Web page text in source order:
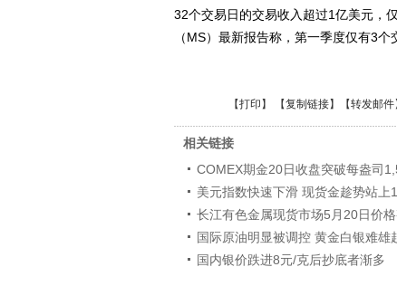
32个交易日的交易收入超过1亿美元，
（MS）最新报告称，第一季度仅有3
【打印 】 【复制链接】【转发邮件
相关链接
COMEX期金20日收盘突破每盎司
美元指数快速下滑 现货金趁势站上
长江有色金属现货市场5月20日价
国际原油明显被调控 黄金白银难雄
国内银价跌进8元/克后抄底者渐多